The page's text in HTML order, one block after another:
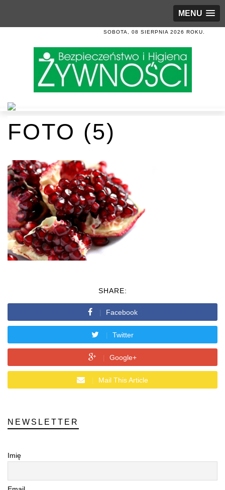
MENU
SOBOTA, 08 SIERPNIA 2026 ROKU.
FOTO (5)
SHARE:
Facebook
Twitter
Google+
Mail This Article
NEWSLETTER
Imię